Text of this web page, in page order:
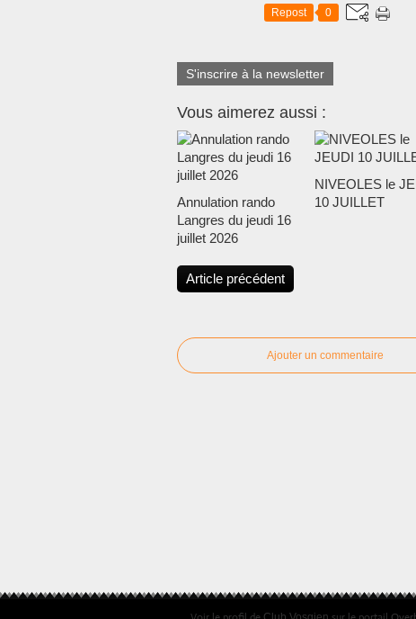
Repost 0
S'inscrire à la newsletter
Vous aimerez aussi :
Annulation rando
Langres du jeudi 16
juillet 2026
NIVEOLES le
10 JUILLET
Article précédent
Ajouter un commentaire